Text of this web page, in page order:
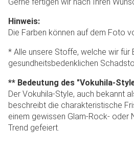
Hinweis:
Die Farben können auf dem Foto
* Alle unsere Stoffe, welche wir für
gesundheitsbedenklichen
** Bedeutung des "Vokuhila-
Der Vokuhila-Style, auch bekannt
beschreibt die charakteristische
einem gewissen Glam-Rock- oder
Trend gefeiert.